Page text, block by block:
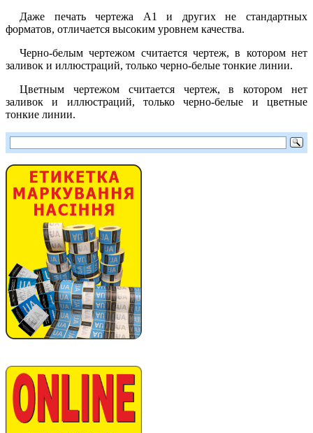
Даже печать чертежа А1 и других не стандартных
форматов, отличается высоким уровнем качества.
Черно-белым чертежом считается чертеж, в котором нет
заливок и иллюстраций, только черно-белые тонкие линии.
Цветным чертежом считается чертеж, в котором нет
заливок и иллюстраций, только черно-белые и цветные
тонкие линии.